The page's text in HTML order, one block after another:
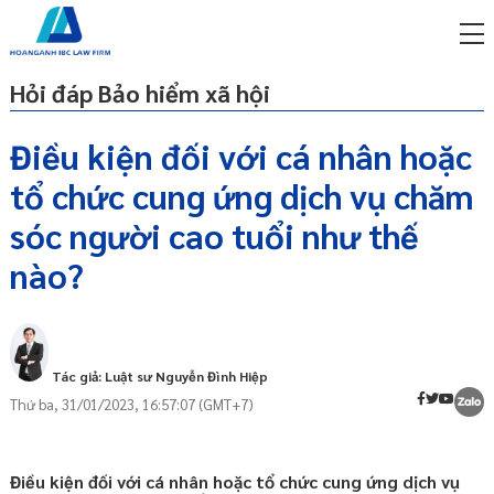
Hỏi đáp Bảo hiểm xã hội
Điều kiện đối với cá nhân hoặc
tổ chức cung ứng dịch vụ chăm
sóc người cao tuổi như thế
nào?
Tác giả: Luật sư Nguyễn Đình Hiệp
Thứ ba, 31/01/2023, 16:57:07 (GMT+7)
Điều kiện đối với cá nhân hoặc tổ chức cung ứng dịch vụ
Hợp đồng cung ứng dịch vụ chăm sóc
người cao tuổi
phí qua zalo
sư trực tuyến online
ty/doanh nghiệp
gói
phí qua zalo
sư trực tuyến online
gói
gói